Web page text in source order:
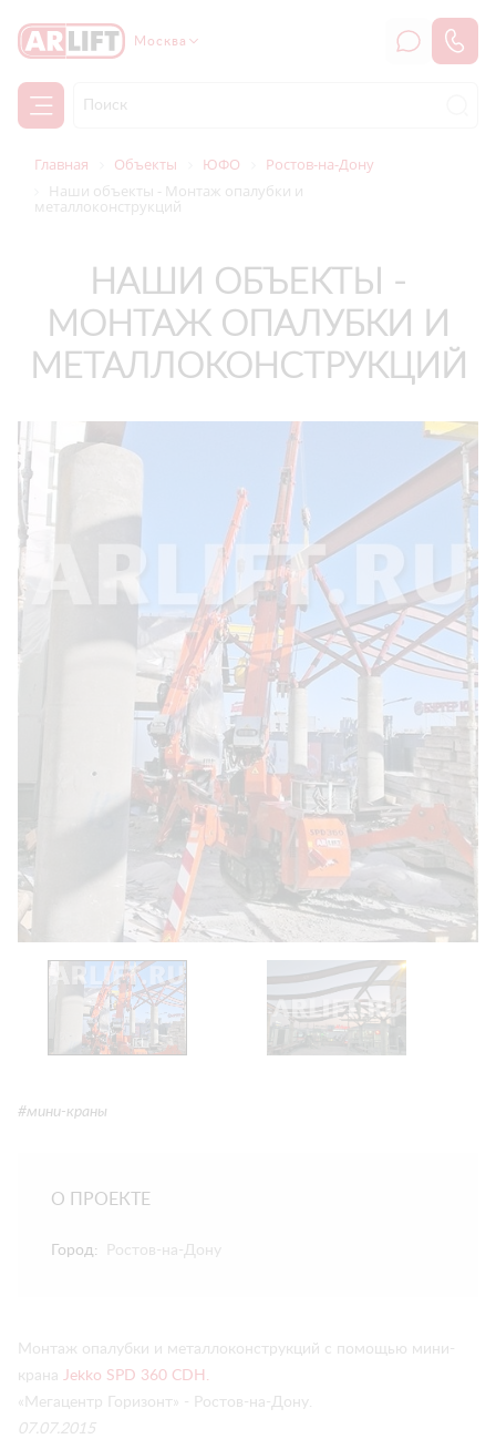
Москва
Главная Объекты ЮФО
Ростов-на-Дону
Наши объекты - Монтаж опалубки и
металлоконструкций
НАШИ ОБЪЕКТЫ -
МОНТАЖ ОПАЛУБКИ И
МЕТАЛЛОКОНСТРУКЦИЙ
#мини-краны
О ПРОЕКТЕ
Город: Ростов-на-Дону
Монтаж опалубки и металлоконструкций с помощью мини-
крана Jekko SPD 360 СDH.
«Мегацентр Горизонт» - Ростов-на-Дону.
07.07.2015